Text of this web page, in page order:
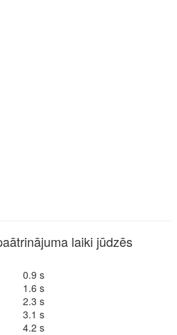
laiki jūdzēs
0.9 s
1.6 s
2.3 s
3.1 s
4.2 s